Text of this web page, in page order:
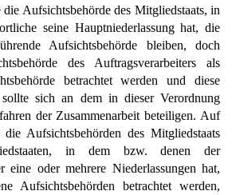
Aufsichtsbehörde des Mitgliedstaats, in
seine Hauptniederlassung hat, die
Aufsichtsbehörde bleiben, doch
des Auftragsverarbeiters als
betrachtet werden und diese
sollte sich an dem in dieser Verordnung
der Zusammenarbeit beteiligen. Auf
Aufsichtsbehörden des Mitgliedstaats
in dem bzw. denen der
eine oder mehrere Niederlassungen hat,
Aufsichtsbehörden betrachtet werden,